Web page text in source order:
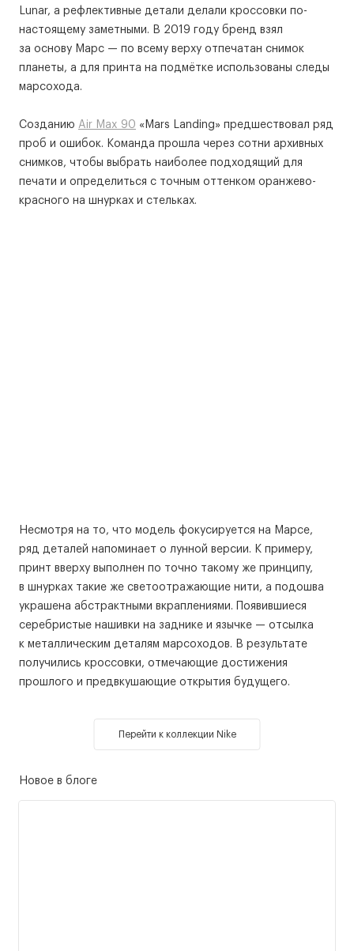
Lunar, а рефлективные детали делали кроссовки по-
настоящему заметными. В 2019 году бренд взял
за основу Марс — по всему верху отпечатан снимок
планеты, а для принта на подмётке использованы следы
марсохода.
Созданию Air Max 90 «Mars Landing» предшествовал ряд
проб и ошибок. Команда прошла через сотни архивных
снимков, чтобы выбрать наиболее подходящий для
печати и определиться с точным оттенком оранжево-
красного на шнурках и стельках.
Несмотря на то, что модель фокусируется на Марсе,
ряд деталей напоминает о лунной версии. К примеру,
принт вверху выполнен по точно такому же принципу,
в шнурках такие же светоотражающие нити, а подошва
украшена абстрактными вкраплениями. Появившиеся
серебристые нашивки на заднике и язычке — отсылка
к металлическим деталям марсоходов. В результате
получились кроссовки, отмечающие достижения
прошлого и предвкушающие открытия будущего.
Перейти к коллекции Nike
Новое в блоге